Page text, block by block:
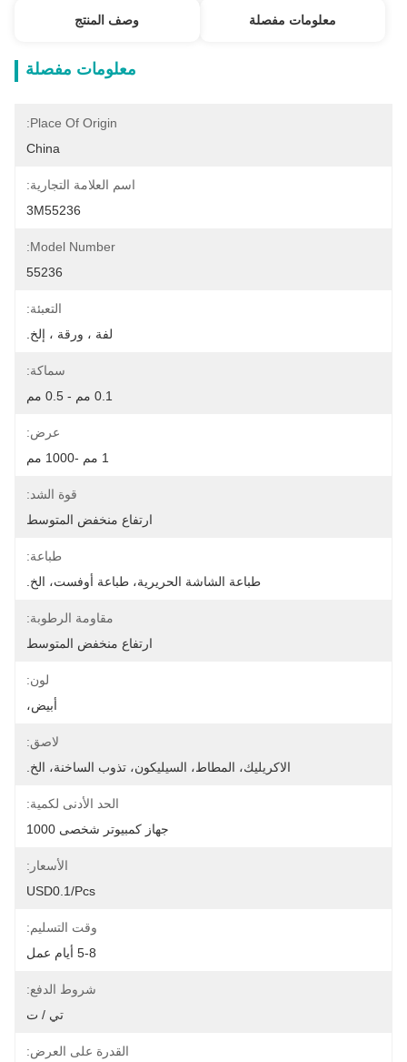
معلومات مفصلة وصف المنتج
معلومات مفصلة
Place Of Origin:
China
اسم العلامة التجارية:
3M55236
Model Number:
55236
التعبئة:
لفة ، ورقة ، إلخ.
سماكة:
0.1 مم - 0.5 مم
عرض:
1 مم -1000 مم
قوة الشد:
ارتفاع منخفض المتوسط
طباعة:
طباعة الشاشة الحريرية، طباعة أوفست، الخ.
مقاومة الرطوبة:
ارتفاع منخفض المتوسط
لون:
أبيض،
لاصق:
الاكريليك، المطاط، السيليكون، تذوب الساخنة، الخ.
الحد الأدنى لكمية:
جهاز كمبيوتر شخصى 1000
الأسعار:
USD0.1/pcs
وقت التسليم:
5-8 أيام عمل
شروط الدفع:
تي / ت
القدرة على العرض: